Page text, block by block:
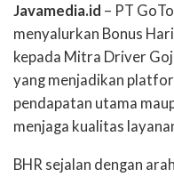
Javamedia.id – PT
menyalurkan Bonus
kepada Mitra Driver
yang menjadikan
pendapatan utama
menjaga kualitas
BHR sejalan dengan